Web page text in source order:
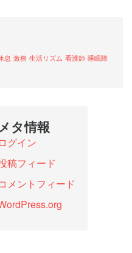
息 激務 生活リズム 看護師 睡眠障
タ情報
ログイン
稿フィード
メントフィード